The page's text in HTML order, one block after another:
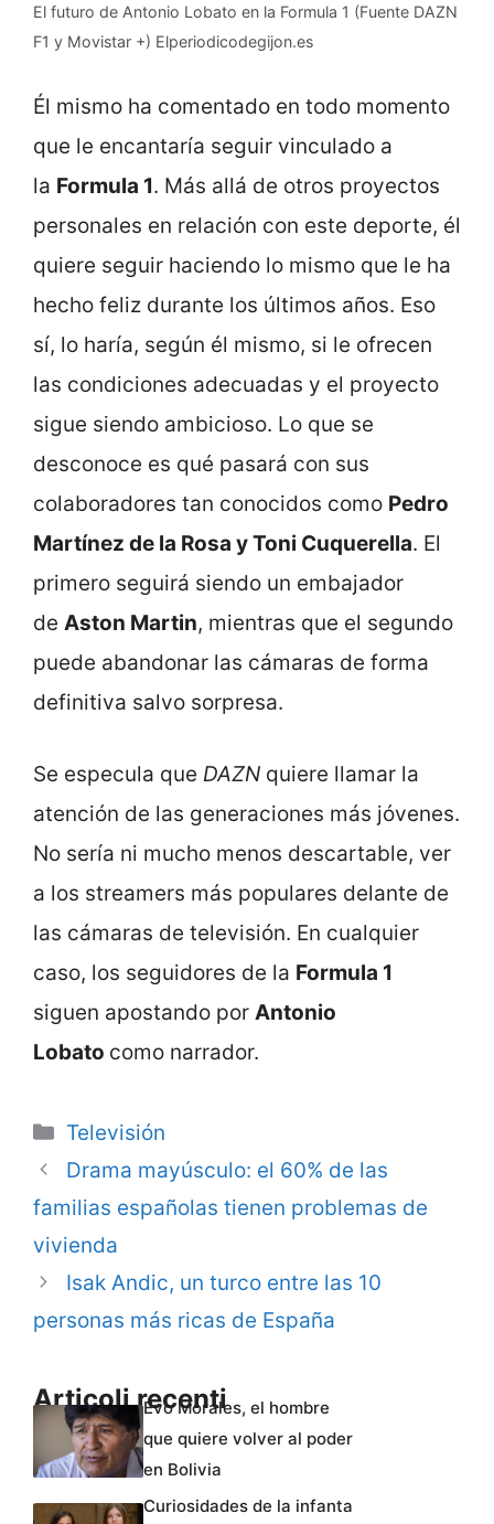
El futuro de Antonio Lobato en la Formula 1 (Fuente DAZN
F1 y Movistar +) Elperiodicodegijon.es
Él mismo ha comentado en todo momento
que le encantaría seguir vinculado a
la Formula 1. Más allá de otros proyectos
personales en relación con este deporte, él
quiere seguir haciendo lo mismo que le ha
hecho feliz durante los últimos años. Eso
sí, lo haría, según él mismo, si le ofrecen
las condiciones adecuadas y el proyecto
sigue siendo ambicioso. Lo que se
desconoce es qué pasará con sus
colaboradores tan conocidos como Pedro
Martínez de la Rosa y Toni Cuquerella. El
primero seguirá siendo un embajador
de Aston Martin, mientras que el segundo
puede abandonar las cámaras de forma
definitiva salvo sorpresa.
Se especula que DAZN quiere llamar la
atención de las generaciones más jóvenes.
No sería ni mucho menos descartable, ver
a los streamers más populares delante de
las cámaras de televisión. En cualquier
caso, los seguidores de la Formula 1
siguen apostando por Antonio
Lobato como narrador.
Categorie
Televisión
Drama mayúsculo: el 60% de las
familias españolas tienen problemas de
vivienda
Isak Andic, un turco entre las 10
personas más ricas de España
Articoli recentiEvo Morales, el hombre
que quiere volver al poder
en Bolivia
Curiosidades de la infanta